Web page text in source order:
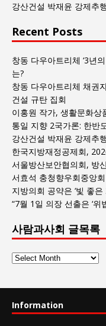
강산건설 박재윤 강제추
Recent Posts
창동 다우아트리체 ‘3년
는?
창동 다우아트리체 채권
건설 규탄 집회
이홍원 작가, 생활문화상
통일 지향 2국가론: 한반
강산건설 박재윤 강제추
한국지방재정공제회,
서울방산보안협의회, 방
서효석 충청향우회중앙
지방의회 공약은 ‘빛 좋은
“7월 1일 의장 선출은 ‘위
사람과사회 글목록
사
회
Information